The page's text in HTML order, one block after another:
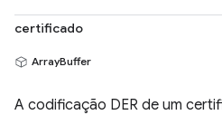
certificado
ArrayBuffer
A codificação DER de um